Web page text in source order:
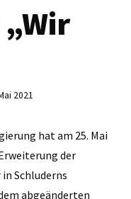
2021
hat am 25. Mai
der
Schluderns
abgeänderten